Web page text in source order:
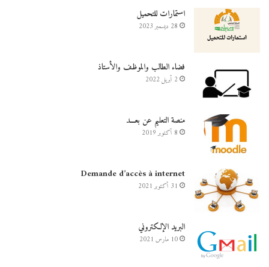
استمارات للتحميل
28 ديسمبر 2023
فضاء الطالب والموظف والأستاذ
2 أبريل 2022
منصة التعليم عن بعـــد
8 أكتوبر 2019
Demande d’accès à internet
31 أكتوبر 2021
البريد الإلكتروني
10 مارس 2021